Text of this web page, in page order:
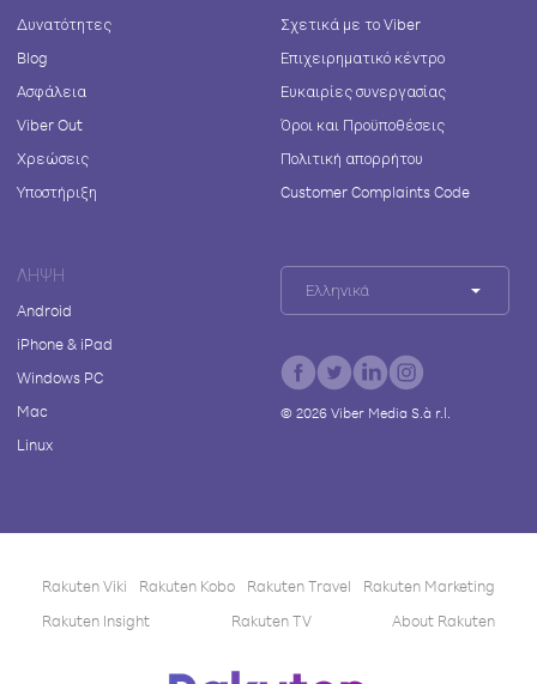
Δυνατότητες
Blog
Ασφάλεια
Viber Out
Χρεώσεις
Υποστήριξη
Σχετικά με το Viber
Επιχειρηματικό κέντρο
Ευκαιρίες συνεργασίας
Όροι και Προϋποθέσεις
Πολιτική απορρήτου
Customer Complaints Code
ΛΉΨΗ
Android
iPhone & iPad
Windows PC
Mac
Linux
Ελληνικά
© 2026Viber Media S.à r.l.
Rakuten Viki Rakuten Kobo Rakuten Travel
Rakuten Marketing
Rakuten Insight
Rakuten TV About Rakuten